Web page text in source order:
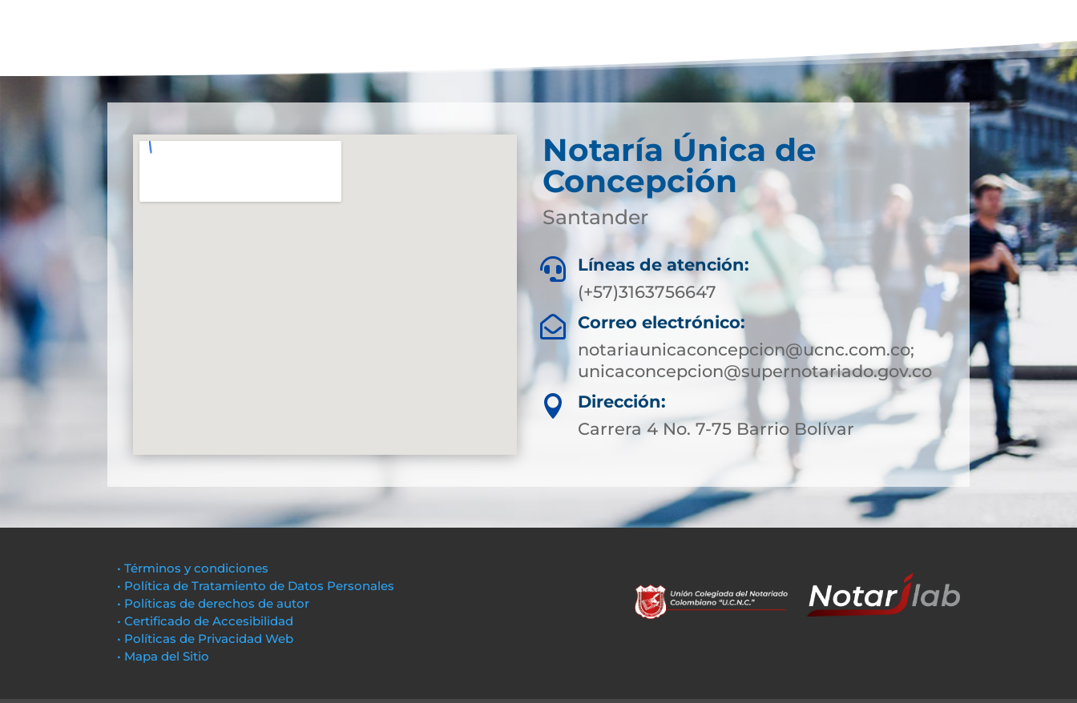
Notaría Única de
Concepción
Santander

Líneas de atención:
(+57)3163756647

Correo electrónico:
notariaunicaconcepcion@ucnc.com.co;
unicaconcepcion@supernotariado.gov.co

Dirección:
Carrera 4 No. 7-75 Barrio Bolívar
• Términos y condiciones
• Política de Tratamiento de Datos Personales
• Políticas de derechos de autor
• Certificado de Accesibilidad
• Políticas de Privacidad Web
• Mapa del Sitio